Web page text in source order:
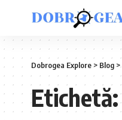
Dobrogea Explore> Blog >
Etichetă: